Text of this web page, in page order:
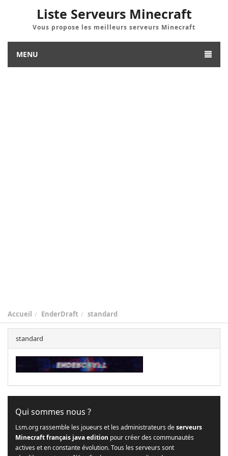
Liste Serveurs Minecraft
Vous propose les meilleurs serveurs Minecraft
MENU
Accueil EnderDraft standard
standard
Qui sommes nous ?
Lsm.org rassemble les joueurs et les administrateurs deserveurs
Minecraft français java edition pour créer des communautés
actives et en constante évolution. Tous les serveurs sont